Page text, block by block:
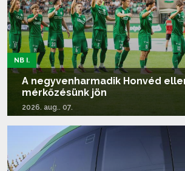
NB I.
A negyvenharmadik Honvéd
mérkőzésünk jön
2026. aug.. 07.
Tovább olvasom...